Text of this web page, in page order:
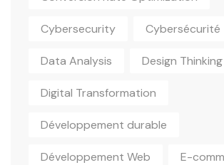
Cybersecurity Cybersécurité
Data Analysis Design Thinking
Digital Transformation
Développement durable
Développement Web E-